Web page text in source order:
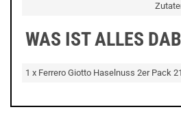
WAS IST ALLES
1 x Ferrero Giotto Haselnuss 2er Pack